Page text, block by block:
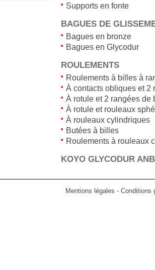
Supports en fonte
BAGUES DE
Bagues en bronze
Bagues en Glycodur
ROULEMENTS
Roulements à billes à
À contacts obliques et 2
À rotule et 2 rangées de
À rotule et rouleaux
À rouleaux cylindriques
Butées à billes
Roulements à rouleaux
KOYO GLYCODUR
Mentions légales - Conditions